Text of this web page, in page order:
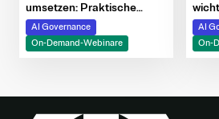
umsetzen: Praktische
Einblicke und Tools
AI Governance
On-Demand-Webinare
bei
AI
On-